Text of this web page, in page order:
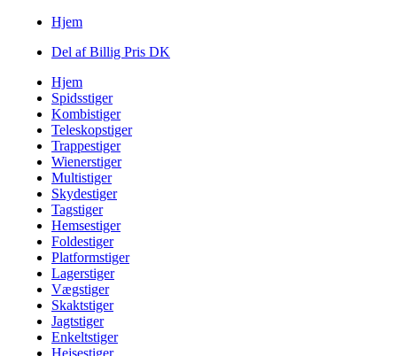
Hjem
Del af Billig Pris DK
Hjem
Spidsstiger
Kombistiger
Teleskopstiger
Trappestiger
Wienerstiger
Multistiger
Skydestiger
Tagstiger
Hemsestiger
Foldestiger
Platformstiger
Lagerstiger
Vægstiger
Skaktstiger
Jagtstiger
Enkeltstiger
Hejsestiger